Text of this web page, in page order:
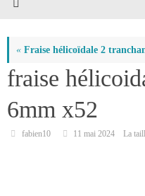
« Fraise hélicoïdale 2
fraise
6mm x52
fabien10 11 mai 2024 La